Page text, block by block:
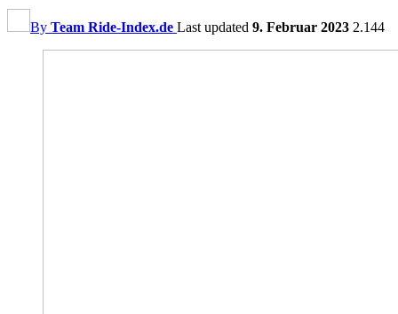
By Team Ride-Index.de Last updated 9. Februar 2023 2.144